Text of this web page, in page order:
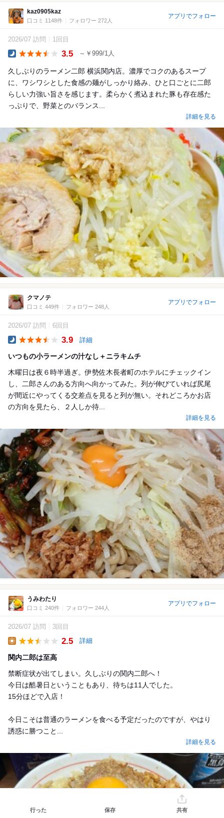
kaz0905kaz
口コミ 1148件 フォロワー 272人
アプリでフォロー
2026/07 訪問 1回目
3.5 ～￥999/1人
久しぶりのラーメン二郎 横浜関内店。濃厚でコクのあるスープ
に、ワシワシとした食感の麺がしっかり絡み、ひと口ごとに二郎
らしい力強い旨さを感じます。柔らかく煮込まれた豚も存在感た
っぷりで、野菜とのバランス...
詳細を見る
クマノテ
口コミ 449件 フォロワー 248人
アプリでフォロー
2026/07 訪問 6回目
3.9 詳細
いつもの小ラーメンの汁なし＋ニラキムチ
木曜日は夜６時半過ぎ。伊勢佐木長者町のホテルにチェックイン
し、二郎さんのある方向へ向かってみた。列が伸びていれば尻尾
が間近にやってくる交差点を見ると列が無い。それどころかお店
の方向を見たら、２人しか待...
詳細を見る
うみわたり
口コミ 240件 フォロワー 244人
アプリでフォロー
2026/07 訪問 3回目
2.5 詳細
関内二郎は至高
禁断症状が出てしまい。久しぶりの関内二郎へ！
今日は酷暑日ということもあり、待ちは11人でした。
15分ほどで入店！
今日こそは普通のラーメンを食べる予定だったのですが、やはり
誘惑に勝つこと...
詳細を見る
行った 保存 共有